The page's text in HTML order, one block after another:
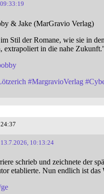
& Jake (MarGravio Verlag)
Stil der Romane, wie sie in
extrapoliert in die nahe
#MargravioVerlag #
13.7.2026, 10:13:24
schrieb und zeichnete der
etablierte. Nun endlich ist